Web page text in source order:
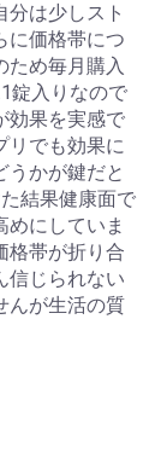
分は少しスト
に価格帯につ
ため毎月購入
錠入りなので
効果を実感で
リでも効果に
うかが鍵だと
結果健康面で
めにしていま
格帯が折り合
信じられない
んが生活の質